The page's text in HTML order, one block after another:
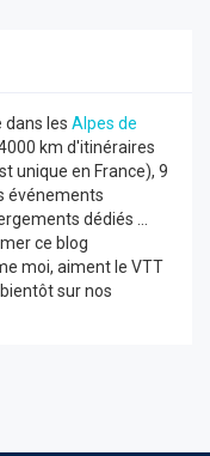
dans les Alpes de
km d'itinéraires
unique en France), 9
événements
dédiés ...
ce blog
moi, aiment le VTT
sur nos